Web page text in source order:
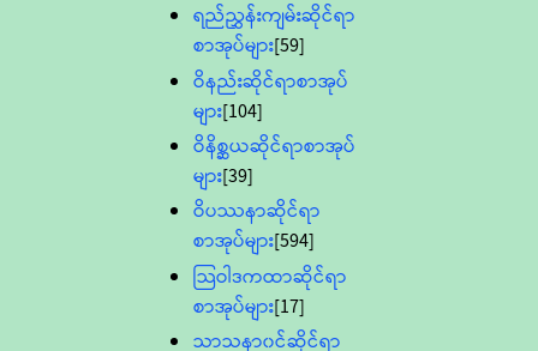
ရည်ညွှန်းကျမ်းဆိုင်ရာ
စာအုပ်များ[59]
ဝိနည်းဆိုင်ရာစာအုပ်
များ[104]
ဝိနိစ္ဆယဆိုင်ရာစာအုပ်
များ[39]
ဝိပဿနာဆိုင်ရာ
စာအုပ်များ[594]
သြဝါဒကထာဆိုင်ရာ
စာအုပ်များ[17]
သာသနာ၀င်ဆိုင်ရာ